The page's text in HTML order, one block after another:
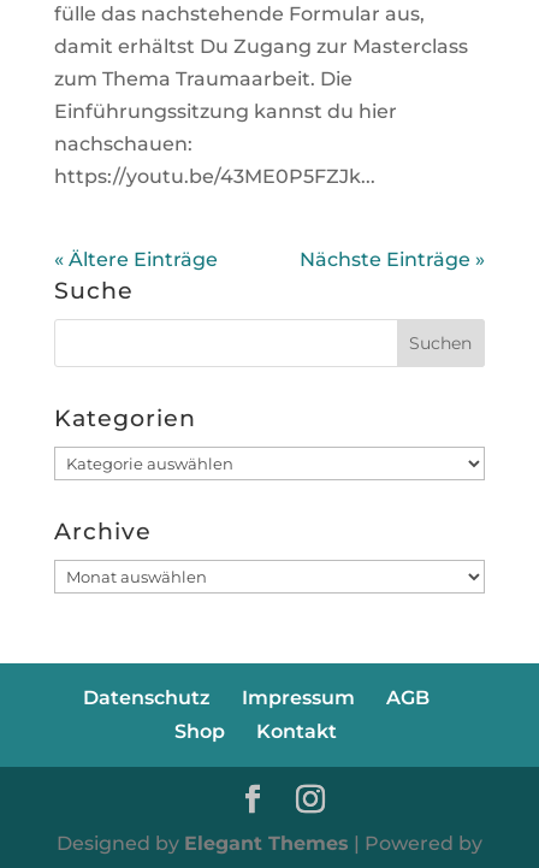
fülle das nachstehende Formular aus,
damit erhältst Du Zugang zur Masterclass
zum Thema Traumaarbeit. Die
Einführungssitzung kannst du hier
nachschauen:
https://youtu.be/43ME0P5FZJk...
« Ältere Einträge Nächste Einträge »
Suche
Kategorien
Kategorien
Archive
Archive
Datenschutz Impressum
AGB
Shop
Kontakt
Designed by Elegant Themes | Powered by